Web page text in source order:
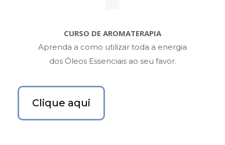
CURSO DE AROMATERAPIA
Aprenda a como utilizar toda a energia
dos Óleos Essenciais ao seu favor.
Clique aqui